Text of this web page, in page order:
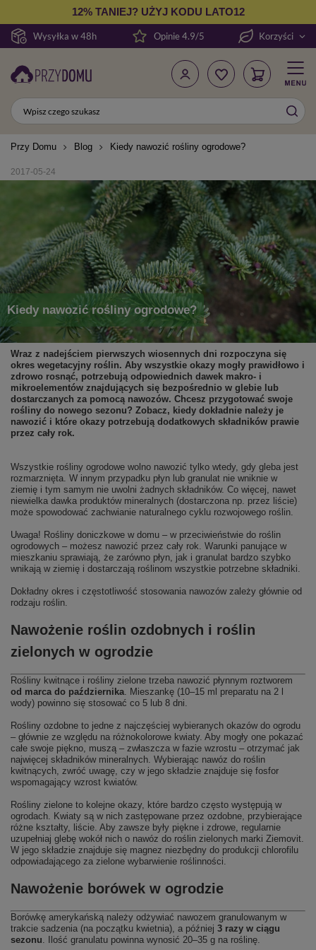
Wysyłka w 48h
12% TANIEJ? UŻYJ KODU LATO12
Opinie 4.9/5 Korzyści
Przy Domu Blog Kiedy nawozić rośliny ogrodowe?
2017-05-24
Kiedy nawozić rośliny ogrodowe?
Wraz z nadejściem pierwszych wiosennych dni rozpoczyna się
okres wegetacyjny roślin. Aby wszystkie okazy mogły prawidłowo i
zdrowo rosnąć, potrzebują odpowiednich dawek makro- i
mikroelementów znajdujących się bezpośrednio w glebie lub
dostarczanych za pomocą nawozów. Chcesz przygotować swoje
rośliny do nowego sezonu? Zobacz, kiedy dokładnie należy je
nawozić i które okazy potrzebują dodatkowych składników prawie
przez cały rok.
Wszystkie rośliny ogrodowe wolno nawozić tylko wtedy, gdy gleba jest
rozmarznięta. W innym przypadku płyn lub granulat nie wniknie w
ziemię i tym samym nie uwolni żadnych składników. Co więcej, nawet
niewielka dawka produktów mineralnych (dostarczona np. przez liście)
może spowodować zachwianie naturalnego cyklu rozwojowego roślin.
Uwaga! Rośliny doniczkowe w domu – w przeciwieństwie do roślin
ogrodowych – możesz nawozić przez cały rok. Warunki panujące w
mieszkaniu sprawiają, że zarówno płyn, jak i granulat bardzo szybko
wnikają w ziemię i dostarczają roślinom wszystkie potrzebne składniki.
Dokładny okres i częstotliwość stosowania nawozów zależy głównie od
rodzaju roślin.
Nawożenie roślin ozdobnych i roślin
zielonych w ogrodzie
Rośliny kwitnące i rośliny zielone trzeba nawozić płynnym roztworem
od marca do października . Mieszankę (10–15 ml preparatu na 2 l
wody) powinno się stosować co 5 lub 8 dni.
Rośliny ozdobne to jedne z najczęściej wybieranych okazów do ogrodu
– głównie ze względu na różnokolorowe kwiaty. Aby mogły one pokazać
całe swoje piękno, muszą – zwłaszcza w fazie wzrostu – otrzymać jak
najwięcej składników mineralnych. Wybierając nawóz do roślin
kwitnących, zwróć uwagę, czy w jego składzie znajduje się fosfor
wspomagający wzrost kwiatów.
Rośliny zielone to kolejne okazy, które bardzo często występują w
ogrodach. Kwiaty są w nich zastępowane przez ozdobne, przybierające
różne kształty, liście. Aby zawsze były piękne i zdrowe, regularnie
uzupełniaj glebę wokół nich o nawóz do roślin zielonych marki Ziemovit.
W jego składzie znajduje się magnez niezbędny do produkcji chlorofilu
odpowiadającego za zielone wybarwienie roślinności.
Nawożenie borówek w ogrodzie
Borówkę amerykańską należy odżywiać nawozem granulowanym w
trakcie sadzenia (na początku kwietnia), a później 3 razy w ciągu
sezonu . Ilość granulatu powinna wynosić 20–35 g na roślinę.